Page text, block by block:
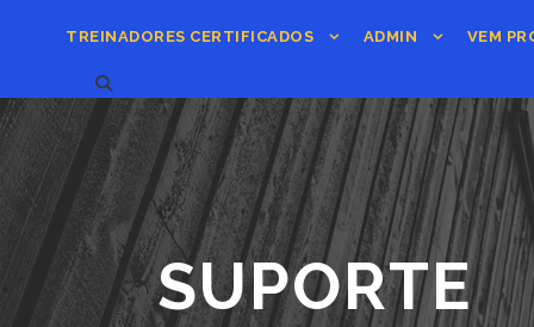
TREINADORES CERTIFICADOS ADMIN VEM
SUPORTE